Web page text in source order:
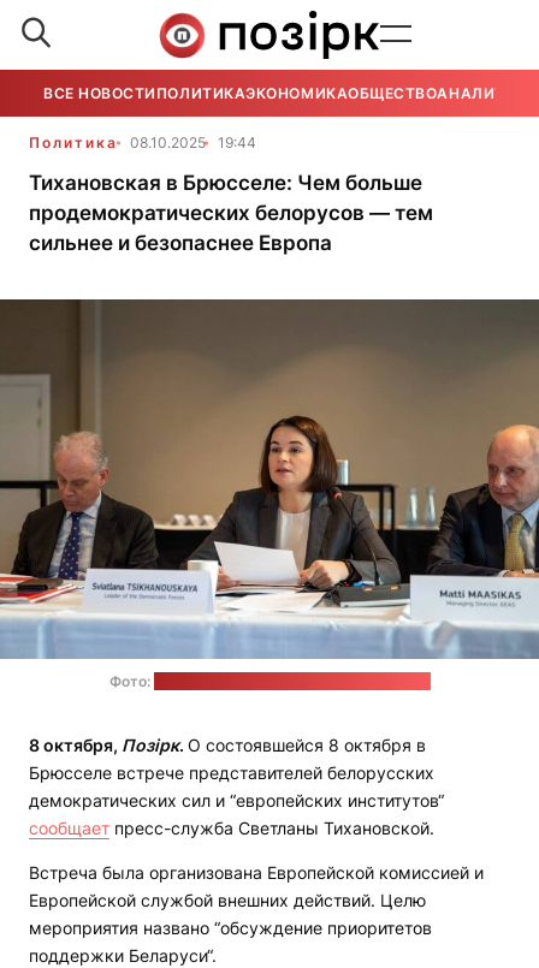
ВСЕ НОВОСТИ ПОЛИТИКАЭКОНОМИКАОБЩЕСТВОАНАЛИТИКА
Политика 08.10.2025 19:44
Тихановская в Брюсселе: Чем больше
продемократических белорусов — тем
сильнее и безопаснее Европа
Фото:
8 октября, Позірк. О состоявшейся 8 октября в
Брюсселе встрече представителей белорусских
демократических сил и “европейских институтов“
сообщает пресс-служба Светланы Тихановской.
Встреча была организована Европейской комиссией и
Европейской службой внешних действий. Целю
мероприятия названо “обсуждение приоритетов
поддержки Беларуси“.